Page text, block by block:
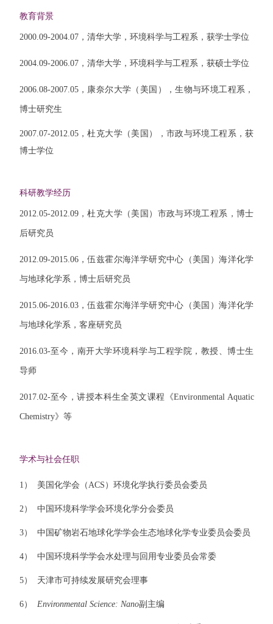
教育背景
2000.09-2004.07，清华大学，环境科学与工程系，获学士学位
2004.09-2006.07，清华大学，环境科学与工程系，获硕士学位
2006.08-2007.05，康奈尔大学（美国），生物与环境工程系，
博士研究生
2007.07-2012.05，杜克大学（美国），市政与环境工程系，获
博士学位
科研教学经历
2012.05-2012.09，杜克大学（美国）市政与环境工程系，博士
后研究员
2012.09-2015.06，伍兹霍尔海洋学研究中心（美国）海洋化学
与地球化学系，博士后研究员
2015.06-2016.03，伍兹霍尔海洋学研究中心（美国）海洋化学
与地球化学系，客座研究员
2016.03-至今，南开大学环境科学与工程学院，教授、博士生
导师
2017.02-至今，讲授本科生全英文课程《Environmental Aquatic
Chemistry》等
学术与社会任职
1） 美国化学会（ACS）环境化学执行委员会委员
2） 中国环境科学学会环境化学分会委员
3） 中国矿物岩石地球化学学会生态地球化学专业委员会委员
4） 中国环境科学学会水处理与回用专业委员会常委
5） 天津市可持续发展研究会理事
6） Environmental Science: Nano副主编